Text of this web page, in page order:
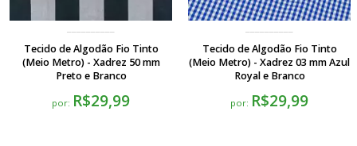
Tecido de Algodão Fio Tinto
(Meio Metro) - Xadrez 50 mm
Preto e Branco
por: R$29,99
Tecido de Algodão Fio Tinto
(Meio Metro) - Xadrez 03 mm Azul
Royal e Branco
por: R$29,99